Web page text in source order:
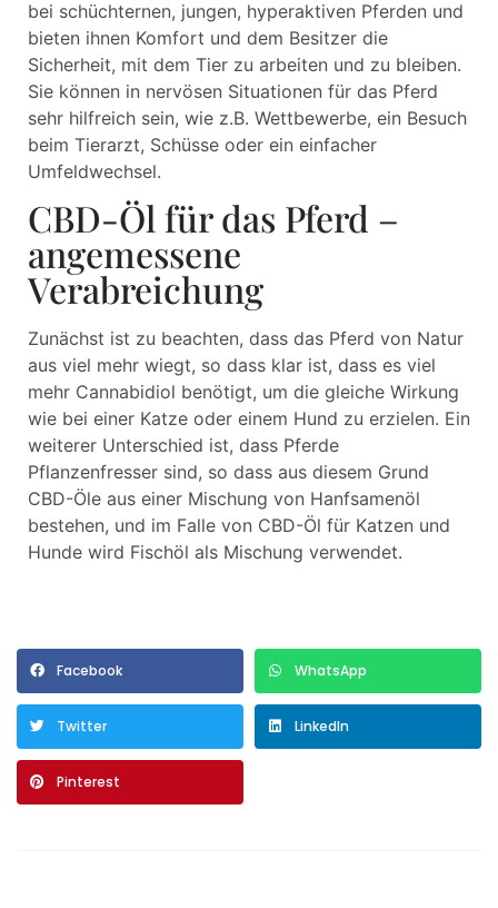
bei schüchternen, jungen, hyperaktiven Pferden und
bieten ihnen Komfort und dem Besitzer die
Sicherheit, mit dem Tier zu arbeiten und zu bleiben.
Sie können in nervösen Situationen für das Pferd
sehr hilfreich sein, wie z.B. Wettbewerbe, ein Besuch
beim Tierarzt, Schüsse oder ein einfacher
Umfeldwechsel.
CBD-Öl für das Pferd –
angemessene
Verabreichung
Zunächst ist zu beachten, dass das Pferd von Natur
aus viel mehr wiegt, so dass klar ist, dass es viel
mehr Cannabidiol benötigt, um die gleiche Wirkung
wie bei einer Katze oder einem Hund zu erzielen. Ein
weiterer Unterschied ist, dass Pferde
Pflanzenfresser sind, so dass aus diesem Grund
CBD-Öle aus einer Mischung von Hanfsamenöl
bestehen, und im Falle von CBD-Öl für Katzen und
Hunde wird Fischöl als Mischung verwendet.
Facebook WhatsApp
Twitter LinkedIn
Pinterest